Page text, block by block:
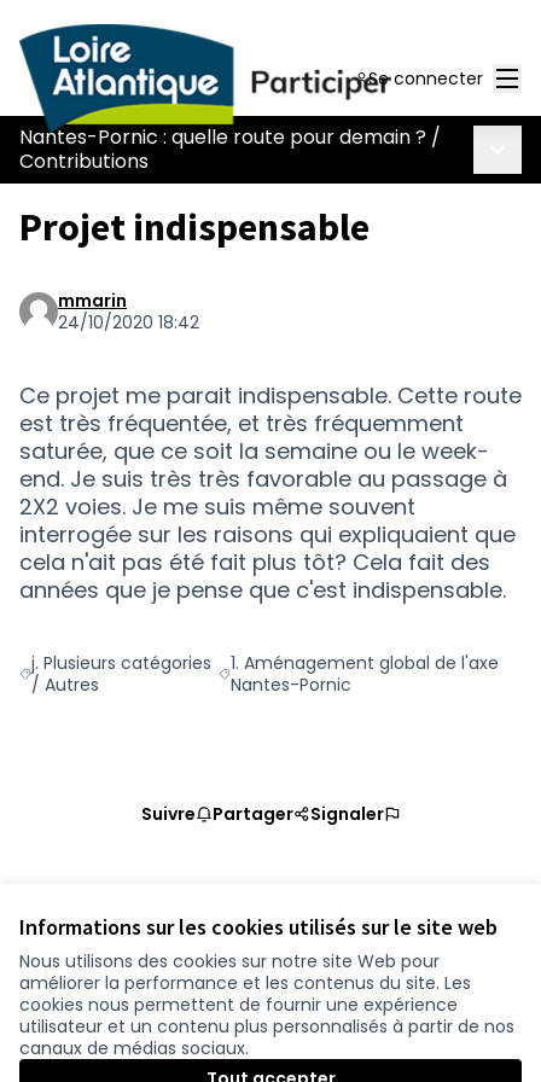
Informations sur les cookies utilisés sur le site web
Nous utilisons des cookies sur notre site Web pour
améliorer la performance et les contenus du site. Les
cookies nous permettent de fournir une expérience
utilisateur et un contenu plus personnalisés à partir de nos
canaux de médias sociaux.
Se connecter
Nantes-Pornic : quelle route pour demain ? /
Contributions
Projet indispensable
mmarin
24/10/2020 18:42
Ce projet me parait indispensable. Cette route
est très fréquentée, et très fréquemment
saturée, que ce soit la semaine ou le week-
end. Je suis très très favorable au passage à
2X2 voies. Je me suis même souvent
interrogée sur les raisons qui expliquaient que
cela n'ait pas été fait plus tôt? Cela fait des
années que je pense que c'est indispensable.
Filtrer les résultats de la catégorie : j. Plusieurs catégories /
j. Plusieurs catégories
/ Autres
Filtrer les résultats pour le secteur :
1. Aménagement global de l'axe
Nantes-Pornic
Suivre Partager Signaler
Vérifiez l'empreinte numérique
Conditions d'utilisation
Paramètres des cookies
participer.loire-atlantique.fr sur Facebook
(Nouvelle fenêtre)
participer.loire-atlantique.fr sur Instagram
(Nouvelle fenêtre)
participer.loire-atlantique.fr sur YouTube
(Nouvelle fenêtre)